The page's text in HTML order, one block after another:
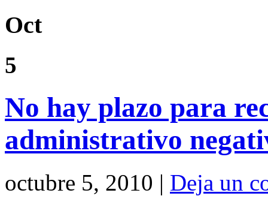
Oct
5
No hay plazo para
administrativo
octubre 5, 2010 | Deja un